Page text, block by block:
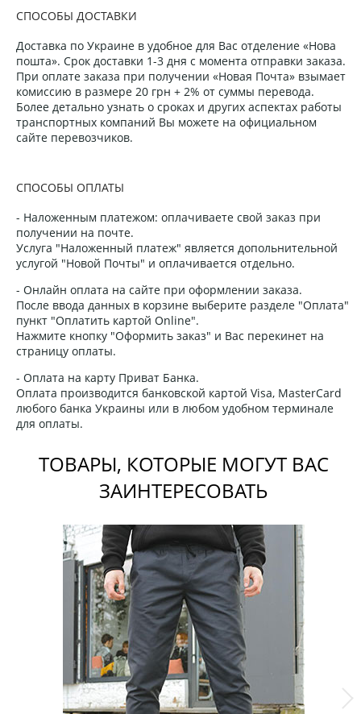
СПОСОБЫ ДОСТАВКИ
Доставка по Украине в удобное для Вас отделение «Нова
пошта». Срок доставки 1-3 дня с момента отправки заказа.
При оплате заказа при получении «Новая Почта» взымает
комиссию в размере 20 грн + 2% от суммы перевода.
Более детально узнать о сроках и других аспектах работы
транспортных компаний Вы можете на официальном
сайте перевозчиков.
СПОСОБЫ ОПЛАТЫ
- Наложенным платежом: оплачиваете свой заказ при
получении на почте.
Услуга "Наложенный платеж" является допольнительной
услугой "Новой Почты" и оплачивается отдельно.
- Онлайн оплата на сайте при оформлении заказа.
После ввода данных в корзине выберите разделе "Оплата"
пункт "Оплатить картой Online".
Нажмите кнопку "Оформить заказ" и Вас перекинет на
страницу оплаты.
- Оплата на карту Приват Банка.
Оплата производится банковской картой Visa, MasterCard
любого банка Украины или в любом удобном терминале
для оплаты.
ТОВАРЫ, КОТОРЫЕ МОГУТ ВАС
ЗАИНТЕРЕСОВАТЬ